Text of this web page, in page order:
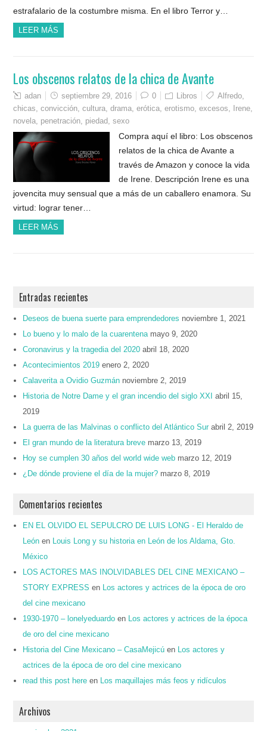
estrafalario de la costumbre misma. En el libro Terror y…
LEER MÁS
Los obscenos relatos de la chica de Avante
adan septiembre 29, 2016 0 Libros Alfredo
chicas ,convicción ,cultura ,drama ,erótica ,erotismo ,excesos Irene
novela penetración piedad ,sexo
Compra aquí el libro: Los obscenos
relatos de la chica de Avante a
través de Amazon y conoce la vida
de Irene. Descripción Irene es una
jovencita muy sensual que a más de un caballero enamora. Su
virtud: lograr tener…
LEER MÁS
Entradas recientes
Deseos de buena suerte para emprendedores noviembre 1, 2021
Lo bueno y lo malo de la cuarentena mayo 9, 2020
Coronavirus y la tragedia del 2020 abril 18, 2020
Acontecimientos 2019 enero 2, 2020
Calaverita a Ovidio Guzmán noviembre 2, 2019
Historia de Notre Dame y el gran incendio del siglo XXI
abril 15,
2019
La guerra de las Malvinas o conflicto del Atlántico Sur abril 2, 2019
El gran mundo de la literatura breve marzo 13, 2019
Hoy se cumplen 30 años del world wide web marzo 12, 2019
¿De dónde proviene el día de la mujer? marzo 8, 2019
Comentarios recientes
EN EL OLVIDO EL SEPULCRO DE LUIS LONG - El Heraldo de
León en
Louis Long y su historia en León de los Aldama, Gto.
México
LOS ACTORES MAS INOLVIDABLES DEL CINE MEXICANO –
STORY EXPRESS en
Los actores y actrices de la época de oro
del cine mexicano
1930-1970 – lonelyeduardo en
Los actores y actrices de la época
de oro del cine mexicano
Historia del Cine Mexicano – CasaMejicú en
Los actores y
actrices de la época de oro del cine mexicano
read this post here en Los maquillajes más feos y ridículos
Archivos